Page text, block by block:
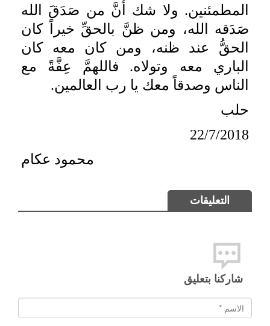
المطمئنين. ولا شك أنَّ من صَدَقَ الله
صَدَقه الله، ومن ظنَّ بالحقِّ خيراً كان
الحقُّ عند ظنه، ومن كان معه كان
الباري معه وتولاه. فاللهمَّ عِفَّةً مع
الناس وصدقاً معك يا رب العالمين.
حلب
22/7/2018
محمود عكام
التعليقات
شاركنا بتعليق